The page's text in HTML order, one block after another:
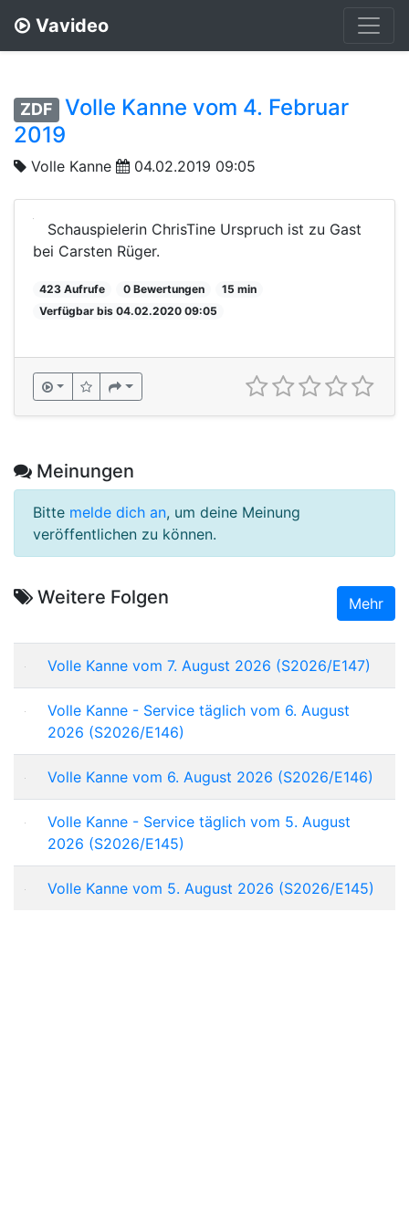
Vavideo
ZDF
Volle Kanne vom 4. Februar
2019
Volle Kanne 04.02.2019 09:05
Schauspielerin ChrisTine Urspruch ist zu Gast
bei Carsten Rüger.
423 Aufrufe 0 Bewertungen
15 min
Verfügbar bis 04.02.2020 09:05
Meinungen
Bitte melde dich an, um deine Meinung
veröffentlichen zu können.
Weitere Folgen Mehr
Volle Kanne vom 7. August 2026 (S2026/E147)
Volle Kanne - Service täglich vom 6. August
2026 (S2026/E146)
Volle Kanne vom 6. August 2026 (S2026/E146)
Volle Kanne - Service täglich vom 5. August
2026 (S2026/E145)
Volle Kanne vom 5. August 2026 (S2026/E145)